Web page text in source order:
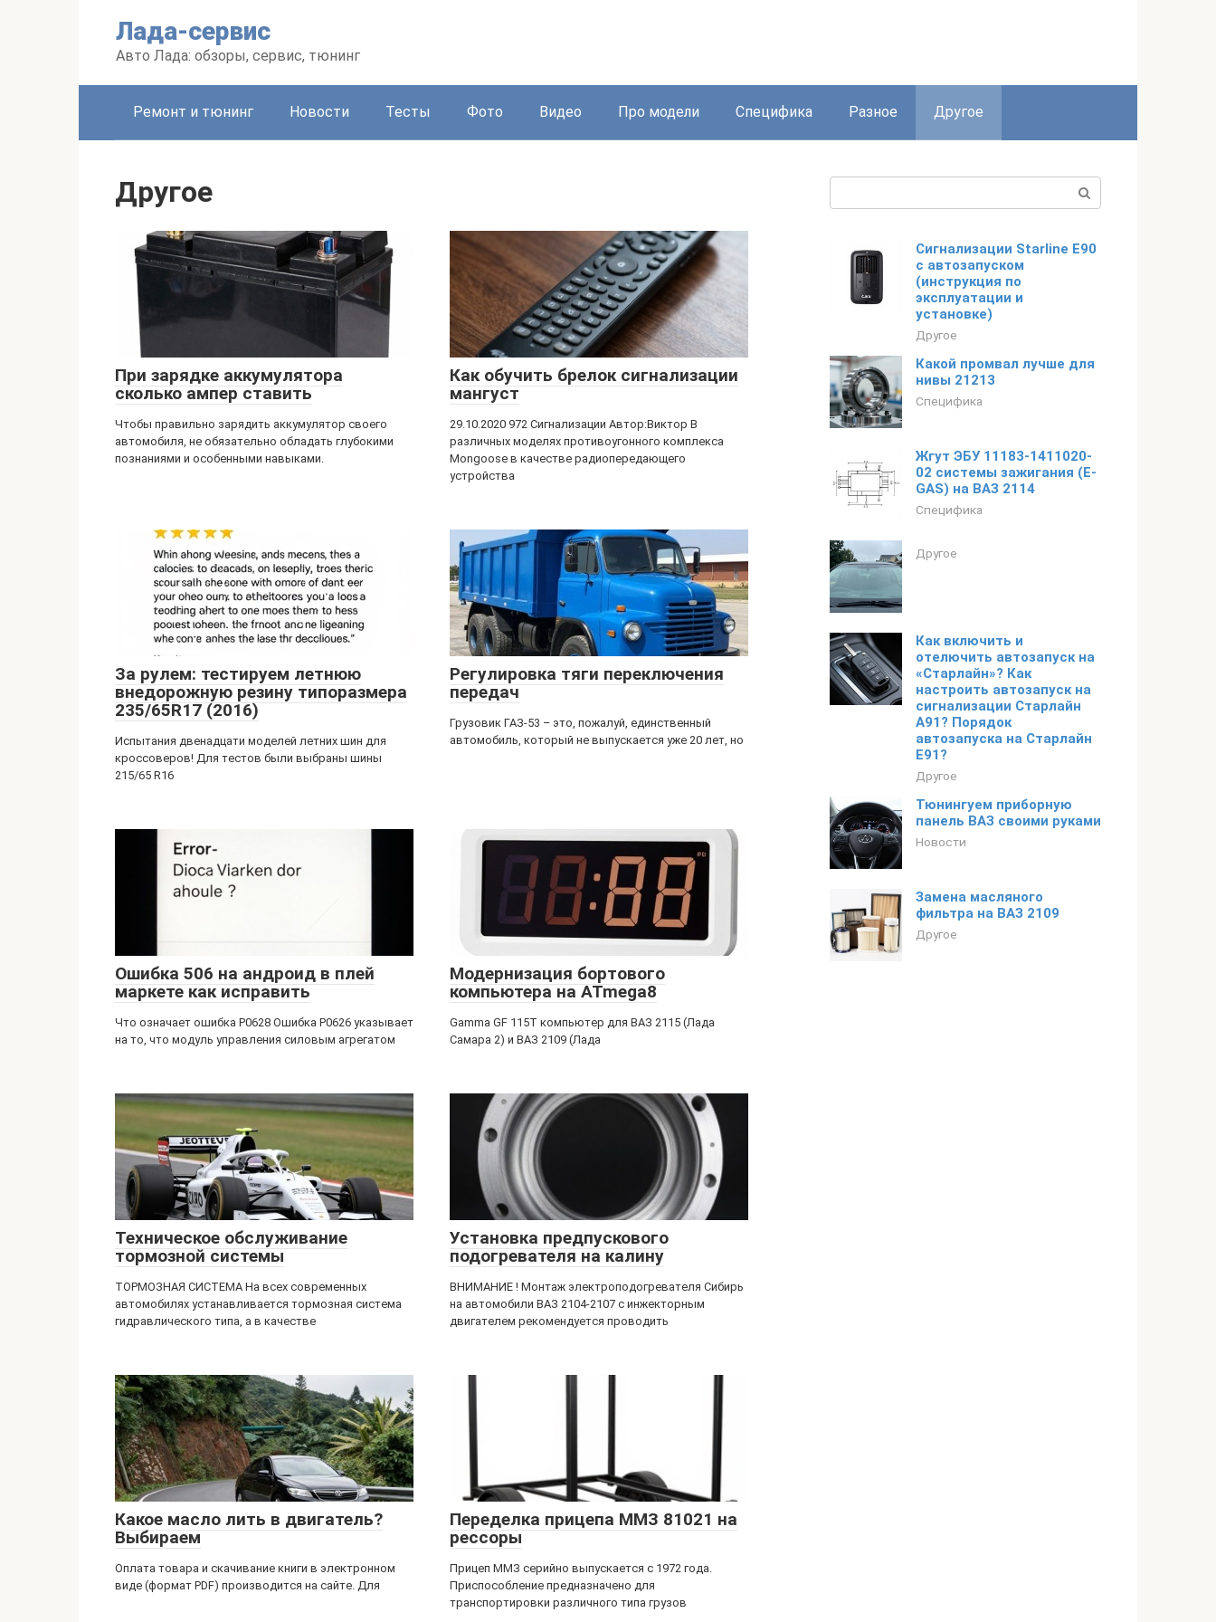
Лада-сервис
Авто Лада: обзоры, сервис, тюнинг
Ремонт и тюнинг Новости Тесты Фото Видео Про модели Специфика Разное Другое
Другое
При зарядке аккумулятора
сколько ампер ставить
Чтобы правильно зарядить аккумулятор своего
автомобиля, не обязательно обладать глубокими
познаниями и особенными навыками.
Как обучить брелок сигнализации
мангуст
29.10.2020 972 Сигнализации Автор:Виктор В
различных моделях противоугонного комплекса
Mongoose в качестве радиопередающего
устройства
За рулем: тестируем летнюю
внедорожную резину типоразмера
235/65R17 (2016)
Испытания двенадцати моделей летних шин для
кроссоверов! Для тестов были выбраны шины
215/65 R16
Регулировка тяги переключения
передач
Грузовик ГАЗ-53 – это, пожалуй, единственный
автомобиль, который не выпускается уже 20 лет, но
Ошибка 506 на андроид в плей
маркете как исправить
Что означает ошибка P0628 Ошибка P0626 указывает
на то, что модуль управления силовым агрегатом
Модернизация бортового
компьютера на ATmega8
Gamma GF 115T компьютер для ВАЗ 2115 (Лада
Самара 2) и ВАЗ 2109 (Лада
Техническое обслуживание
тормозной системы
ТОРМОЗНАЯ СИСТЕМА На всех современных
автомобилях устанавливается тормозная система
гидравлического типа, а в качестве
Установка предпускового
подогревателя на калину
ВНИМАНИЕ ! Монтаж электроподогревателя Сибирь
на автомобили ВАЗ 2104-2107 с инжекторным
двигателем рекомендуется проводить
Какое масло лить в двигатель?
Выбираем
Оплата товара и скачивание книги в электронном
виде (формат PDF) производится на сайте. Для
Переделка прицепа ММЗ 81021 на
рессоры
Прицеп ММЗ серийно выпускается с 1972 года.
Приспособление предназначено для
транспортировки различного типа грузов
Сигнализации Starline E90
с автозапуском
(инструкция по
эксплуатации и
установке)
Другое
Какой промвал лучше для
нивы 21213
Специфика
Жгут ЭБУ 11183-1411020-
02 системы зажигания (E-
GAS) на ВАЗ 2114
Специфика
Другое
Как включить и
отелючить автозапуск на
«Старлайн»? Как
настроить автозапуск на
сигнализации Старлайн
А91? Порядок
автозапуска на Старлайн
Е91?
Другое
Тюнингуем приборную
панель ВАЗ своими руками
Новости
Замена масляного
фильтра на ВАЗ 2109
Другое